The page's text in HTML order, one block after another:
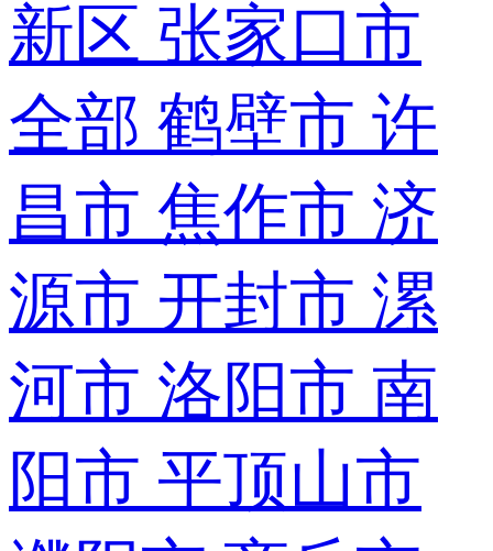
新区 张家口市
全部 鹤壁市 许
昌市 焦作市 济
源市 开封市 漯
河市 洛阳市 南
阳市 平顶山市